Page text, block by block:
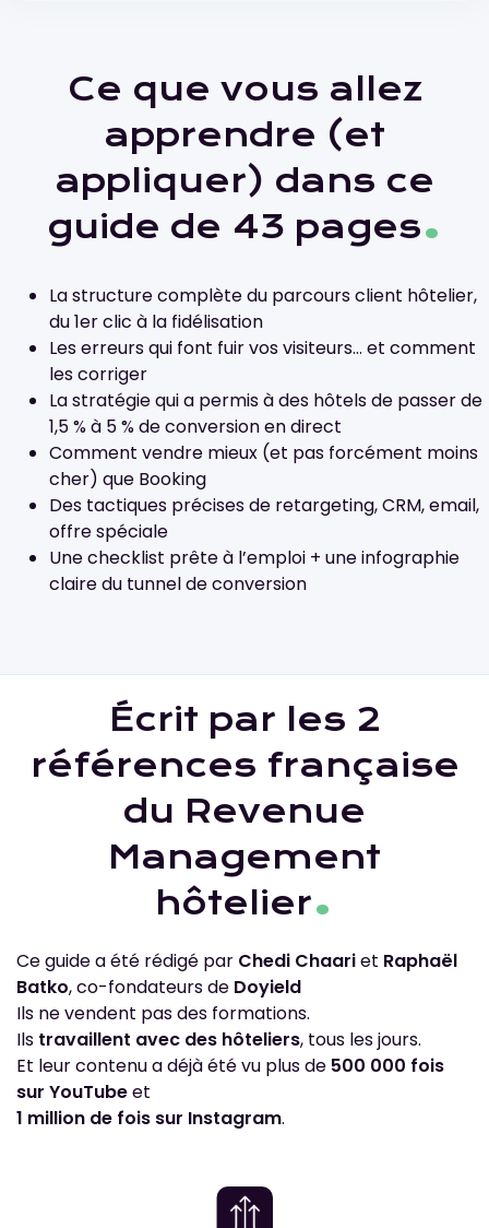
Ce que vous allez
apprendre (et
appliquer) dans ce
guide de 43 pages.
La structure complète du parcours client hôtelier,
du 1er clic à la fidélisation
Les erreurs qui font fuir vos visiteurs… et comment
les corriger
La stratégie qui a permis à des hôtels de passer de
1,5 % à 5 % de conversion en direct
Comment vendre mieux (et pas forcément moins
cher) que Booking
Des tactiques précises de retargeting, CRM, email,
offre spéciale
Une checklist prête à l’emploi + une infographie
claire du tunnel de conversion
Écrit par les 2
références française
du Revenue
Management
hôtelier.
Ce guide a été rédigé par Chedi Chaariet Raphaël
Batko, co-fondateurs de Doyield
Ils ne vendent pas des formations.
Ils travaillent avec des hôteliers, tous les jours.
Et leur contenu a déjà été vu plus de 500 000 fois
sur YouTubeet
1 million de fois sur Instagram.